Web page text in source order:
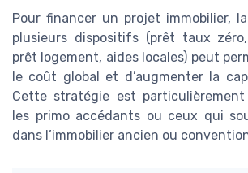
Pour financer un projet immobilier,
plusieurs dispositifs (prêt taux
prêt logement, aides locales) peut
le coût global et d’augmenter la
Cette stratégie est
les primo accédants ou ceux qui
dans l’immobilier ancien ou